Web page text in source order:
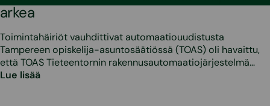
arkea
Toimintahäiriöt vauhdittivat automaatiouudistusta
Tampereen opiskelija-asuntosäätiössä (TOAS) oli havaittu,
että TOAS Tieteentornin rakennusautomaatiojärjestelmä…
Lue lisää